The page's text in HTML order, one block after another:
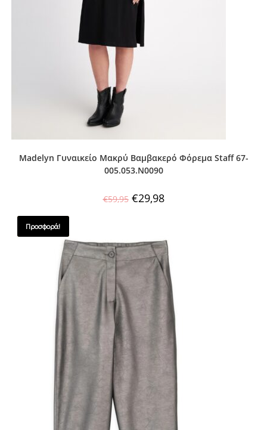
Madelyn Γυναικείο Μακρύ Βαμβακερό Φόρεμα Staff 67-
005.053.Ν0090
€59,95 €29,98
SALES !
Προσφορά!